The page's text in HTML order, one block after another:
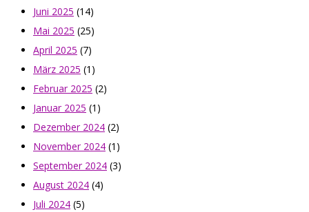
Juni 2025 (14)
Mai 2025 (25)
April 2025 (7)
März 2025 (1)
Februar 2025 (2)
Januar 2025 (1)
Dezember 2024 (2)
November 2024 (1)
September 2024 (3)
August 2024 (4)
Juli 2024 (5)